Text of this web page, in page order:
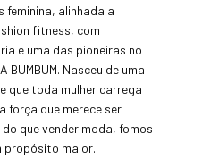
feminina, alinhada a
fitness, com
e uma das pioneiras no
BUMBUM. Nasceu de uma
que toda mulher carrega
força que merece ser
que vender moda, fomos
propósito maior.